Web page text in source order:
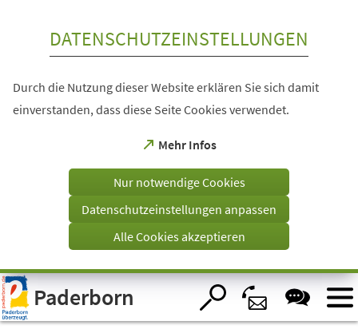
Visuelle
Assistenzsoftware
öffnen.
DATENSCHUTZEINSTELLUNGEN
Durch die Nutzung dieser Website erklären Sie sich damit
einverstanden, dass diese Seite Cookies verwendet.
Mehr Infos
(Öffnet
einem
Tab)
Nur notwendige Cookies
Datenschutzeinstellungen anpassen
Alle Cookies akzeptieren
Paderborn